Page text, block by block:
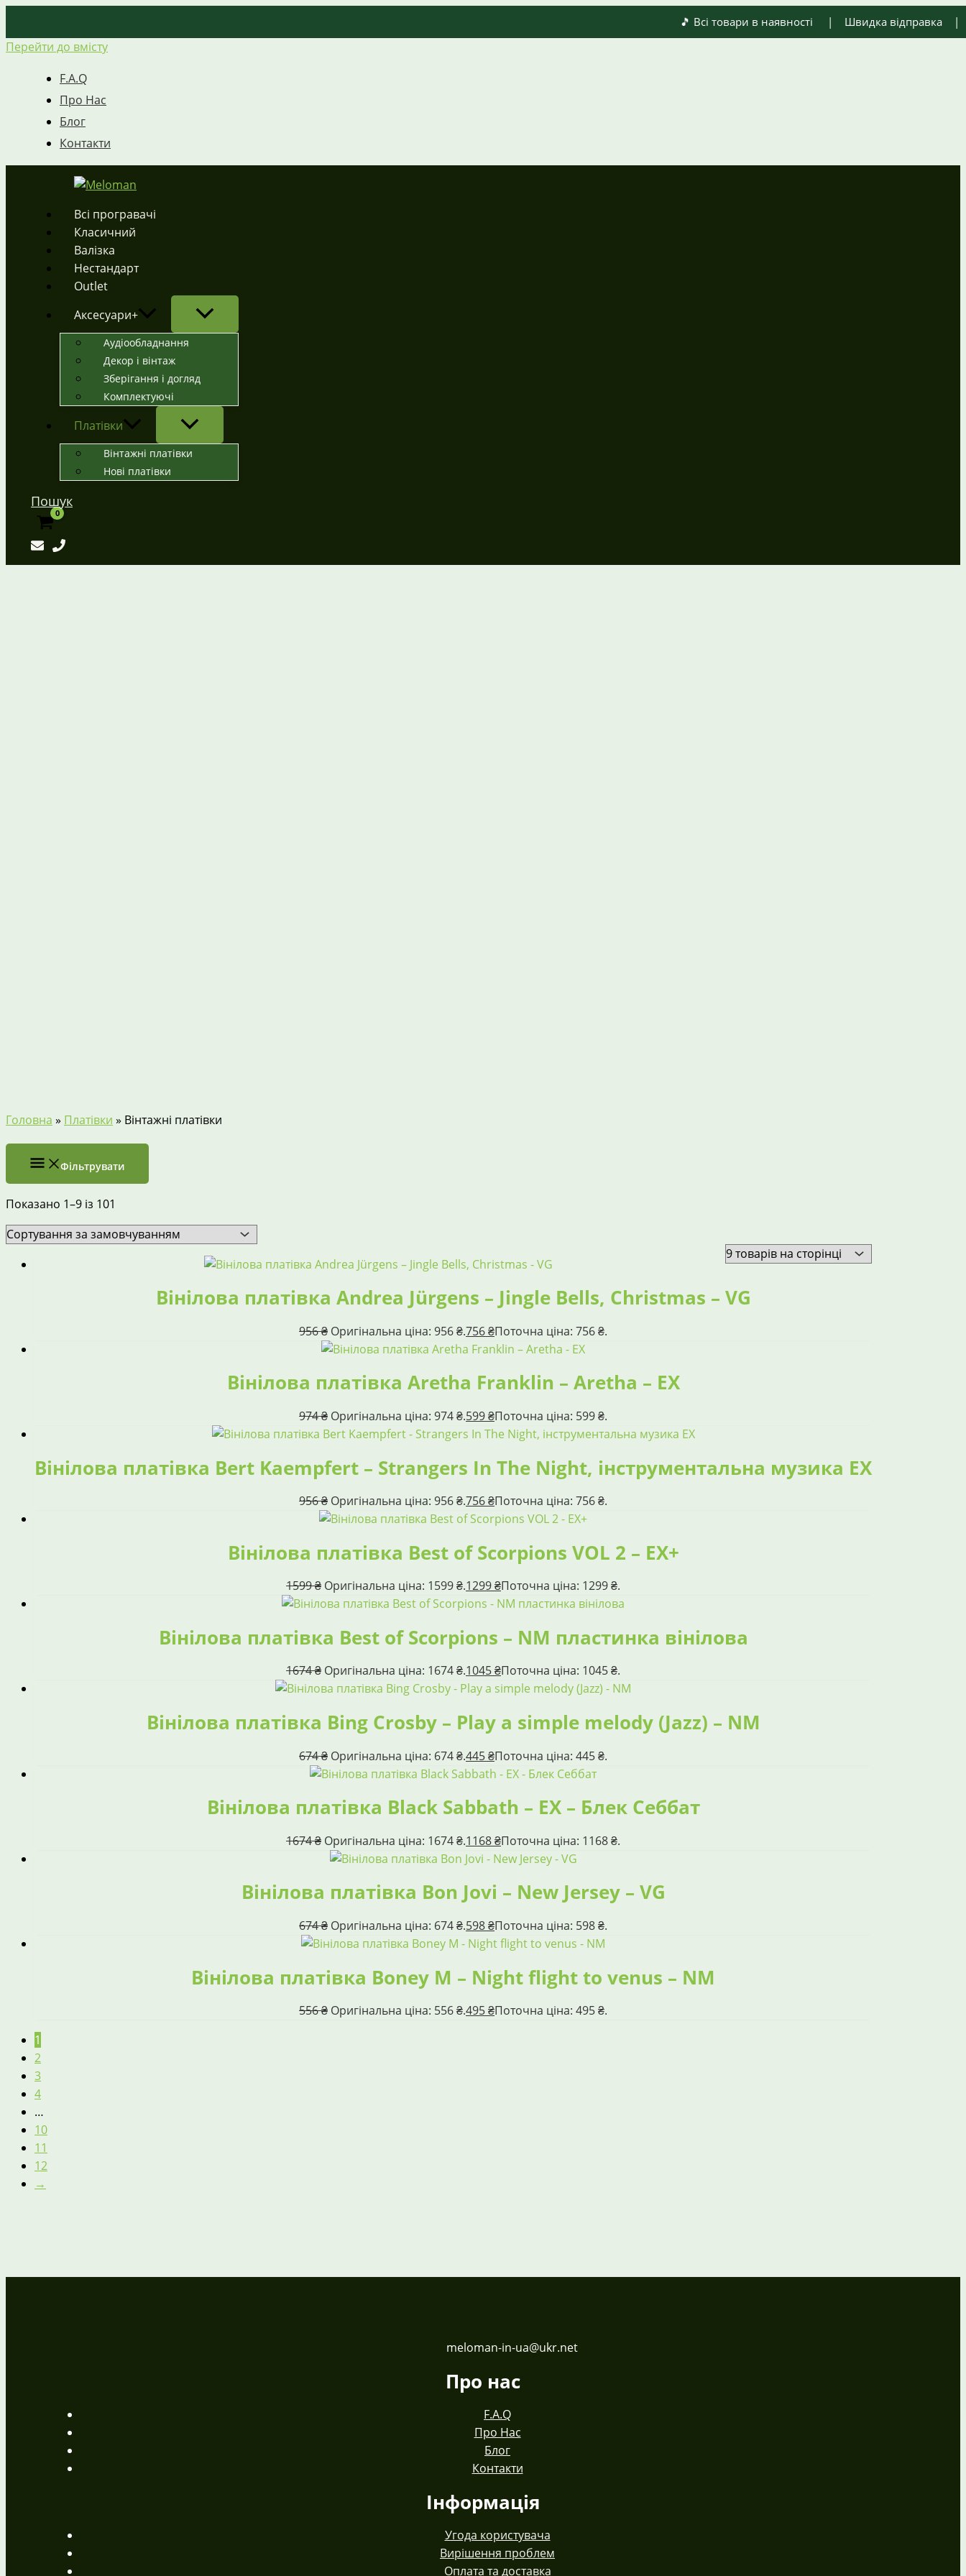
🎵 Всі товари в наявності | Швидка відправка |
Перейти до вмісту
F.A.Q
Про Нас
Блог
Контакти
Всі програвачі
Класичний
Валізка
Нестандарт
Outlet
Аксесуари+
Аудіообладнання
Декор і вінтаж
Зберігання і догляд
Комплектуючі
Платівки
Вінтажні платівки
Нові платівки
Пошук
Головна » Платівки » Вінтажні платівки
Фільтрувати
Показано 1–9 із 101
Вінілова платівка Andrea Jürgens – Jingle Bells, Christmas – VG
956₴ Оригінальна ціна: 956 ₴.756₴Поточна ціна: 756 ₴.
Вінілова платівка Aretha Franklin – Aretha – EX
974₴ Оригінальна ціна: 974 ₴.599₴Поточна ціна: 599 ₴.
Вінілова платівка Bert Kaempfert – Strangers In The Night, інструментальна музика EX
956₴ Оригінальна ціна: 956 ₴.756₴Поточна ціна: 756 ₴.
Вінілова платівка Best of Scorpions VOL 2 – EX+
1599₴ Оригінальна ціна: 1599 ₴.1299₴Поточна ціна: 1299 ₴.
Вінілова платівка Best of Scorpions – NM пластинка вінілова
1674₴ Оригінальна ціна: 1674 ₴.1045₴Поточна ціна: 1045 ₴.
Вінілова платівка Bing Crosby – Play a simple melody (Jazz) – NM
674₴ Оригінальна ціна: 674 ₴.445₴Поточна ціна: 445 ₴.
Вінілова платівка Black Sabbath – EX – Блек Себбат
1674₴ Оригінальна ціна: 1674 ₴.1168₴Поточна ціна: 1168 ₴.
Вінілова платівка Bon Jovi – New Jersey – VG
674₴ Оригінальна ціна: 674 ₴.598₴Поточна ціна: 598 ₴.
Вінілова платівка Boney M – Night flight to venus – NM
556₴ Оригінальна ціна: 556 ₴.495₴Поточна ціна: 495 ₴.
1
2
3
4
…
10
11
12
→
meloman-in-ua@ukr.net
Про нас
F.A.Q
Про Нас
Блог
Контакти
Інформація
Угода користувача
Вирішення проблем
Оплата та доставка